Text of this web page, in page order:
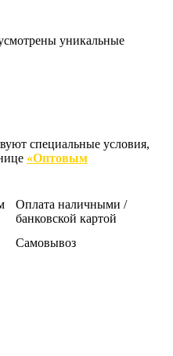
уникальные
специальные условия,
«Оптовым
Оплата наличными /
банковской картой
Самовывоз